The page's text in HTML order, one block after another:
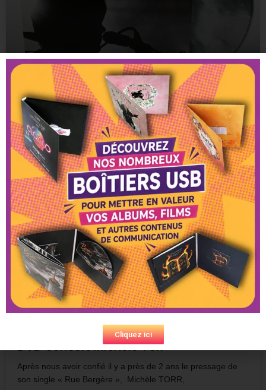
Groupe Siiilk : Pressage CD Live
Le groupe Lyonnais SIIILK nous a confié la reproduction de
son album live enregistré aux Nuits de Fourvière en Juillet
LIRE LA SUITE »
20 février 2026
DVD concert Michèle Torr
Après nous avoir confié il y a près de 2 ans le pressage de
son single « Rue Bergère », Michèle TORR,
Cliquez ici